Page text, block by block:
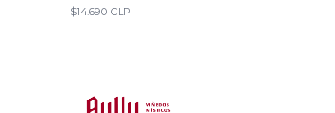
$14.690 CLP